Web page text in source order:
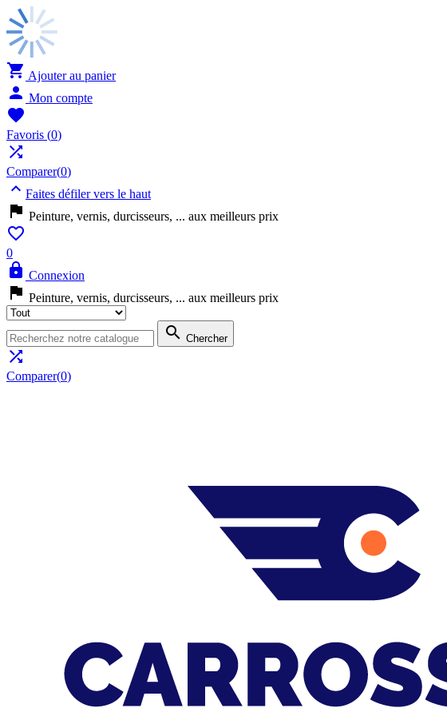
 Ajouter au panier
 Mon compte

Favoris (0)

Comparer(0)
 Faites défiler vers le haut
 Peinture, vernis, durcisseurs, ... aux meilleurs prix

0
 Connexion
 Peinture, vernis, durcisseurs, ... aux meilleurs prix
 Chercher

Comparer(0)